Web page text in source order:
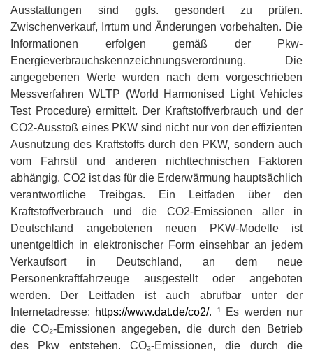
Ausstattungen sind ggfs. gesondert zu prüfen.
Zwischenverkauf, Irrtum und Änderungen vorbehalten. Die
Informationen erfolgen gemäß der Pkw-
Energieverbrauchskennzeichnungsverordnung. Die
angegebenen Werte wurden nach dem vorgeschrieben
Messverfahren WLTP (World Harmonised Light Vehicles
Test Procedure) ermittelt. Der Kraftstoffverbrauch und der
CO2-Ausstoß eines PKW sind nicht nur von der effizienten
Ausnutzung des Kraftstoffs durch den PKW, sondern auch
vom Fahrstil und anderen nichttechnischen Faktoren
abhängig. CO2 ist das für die Erderwärmung hauptsächlich
verantwortliche Treibgas. Ein Leitfaden über den
Kraftstoffverbrauch und die CO2-Emissionen aller in
Deutschland angebotenen neuen PKW-Modelle ist
unentgeltlich in elektronischer Form einsehbar an jedem
Verkaufsort in Deutschland, an dem neue
Personenkraftfahrzeuge ausgestellt oder angeboten
werden. Der Leitfaden ist auch abrufbar unter der
Internetadresse: https://www.dat.de/co2/. ¹ Es werden nur
die CO₂-Emissionen angegeben, die durch den Betrieb
des Pkw entstehen. CO₂-Emissionen, die durch die